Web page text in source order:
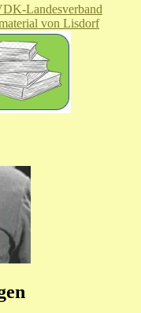
Landesverband
von Lisdorf